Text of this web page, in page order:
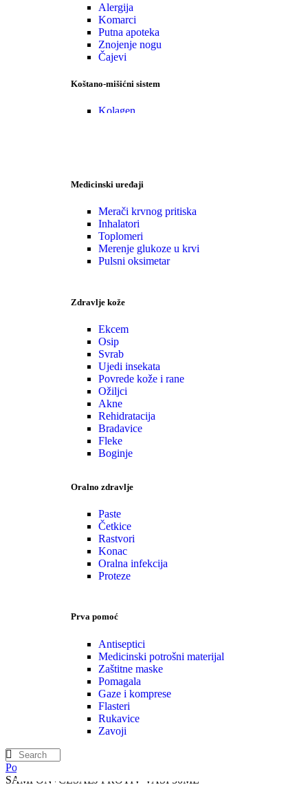
Alergija
Komarci
Putna apoteka
Znojenje nogu
Čajevi
Koštano-mišićni sistem
Kolagen
Medicinski uređaji
Merači krvnog pritiska
Inhalatori
Toplomeri
Merenje glukoze u krvi
Pulsni oksimetar
Zdravlje kože
Ekcem
Osip
Svrab
Ujedi insekata
Povrede kože i rane
Ožiljci
Akne
Rehidratacija
Bradavice
Fleke
Boginje
Oralno zdravlje
Paste
Četkice
Rastvori
Konac
Oralna infekcija
Proteze
Prva pomoć
Antiseptici
Medicinski potrošni materijal
Zaštitne maske
Pomagala
Gaze i komprese
Flasteri
Rukavice
Zavoji
Početna
SAMPON+CESALJ PROTIV VASI 50ML